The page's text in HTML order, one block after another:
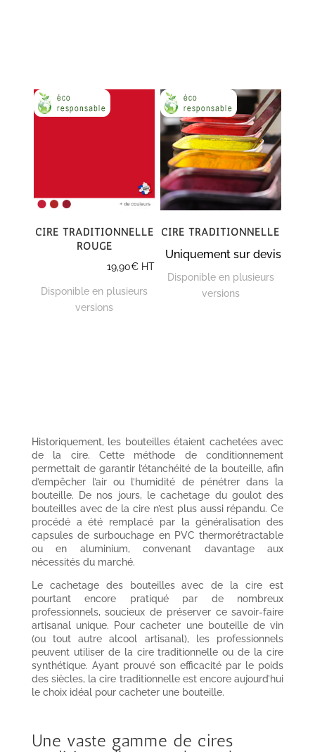
Cire traditionnelle
rouge
19,90€ HT
Disponible en plusieurs
versions
Cire traditionnelle
Uniquement sur devis
Disponible en plusieurs
versions
Historiquement, les bouteilles étaient cachetées avec
de la cire. Cette méthode de conditionnement
permettait de garantir l’étanchéité de la bouteille, afin
d’empêcher l’air ou l’humidité de pénétrer dans la
bouteille. De nos jours, le cachetage du goulot des
bouteilles avec de la cire n’est plus aussi répandu. Ce
procédé a été remplacé par la généralisation des
capsules de surbouchage en PVC thermorétractable
ou en aluminium, convenant davantage aux
nécessités du marché.
Le cachetage des bouteilles avec de la cire est
pourtant encore pratiqué par de nombreux
professionnels, soucieux de préserver ce savoir-faire
artisanal unique. Pour cacheter une bouteille de vin
(ou tout autre alcool artisanal), les professionnels
peuvent utiliser de la cire traditionnelle ou de la cire
synthétique. Ayant prouvé son efficacité par le poids
des siècles, la cire traditionnelle est encore aujourd’hui
le choix idéal pour cacheter une bouteille.
Une vaste gamme de cires